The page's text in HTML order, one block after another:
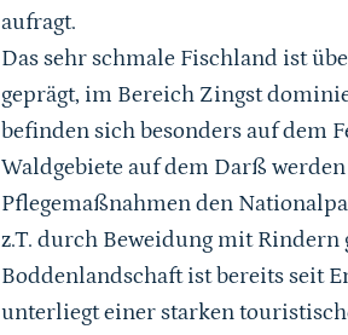
aufragt.
Das sehr schmale Fischland ist
geprägt, im Bereich Zingst
befinden sich besonders auf dem
Waldgebiete auf dem Darß
Pflegemaßnahmen den
z.T. durch Beweidung mit Rindern
Boddenlandschaft ist bereits seit
unterliegt einer starken